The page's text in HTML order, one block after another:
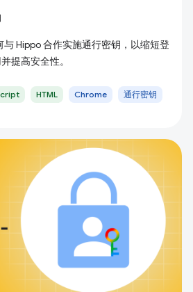
与 Hippo 合作实施通行密钥，以缩短登
提高安全性。
HTML Chrome 通行密钥